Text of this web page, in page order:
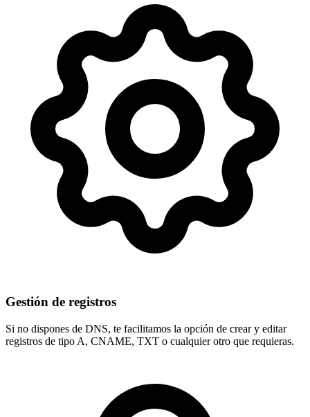
Gestión de registros
Si no dispones de DNS, te facilitamos la opción de crear y editar
registros de tipo A, CNAME, TXT o cualquier otro que requieras.